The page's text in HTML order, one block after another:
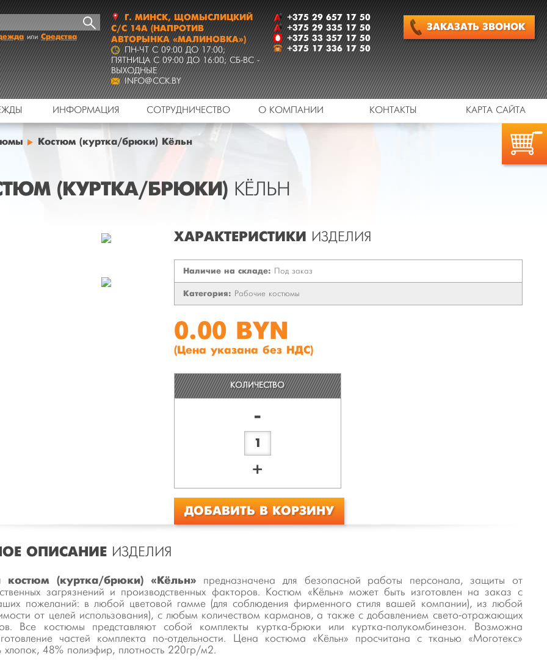
илиСредства
Г.МИНСК, ЩОМЫСЛИЦКИЙ
С/С 14А(НАПРОТИВ
АВТОРЫНКА «МАЛИНОВКА»)
ПН-ЧТ C 09:00 ДО 17:00;
ПЯТНИЦА C 09:00 ДО 16:00; СБ-ВС -
ВЫХОДНЫЕ
INFO@CCK.BY
+375 29 657 17 50
+375 29 335 17 50
+375 33 357 17 50
+375 17 336 17 50
ЗАКАЗАТЬ ЗВОНОК
ИНФОРМАЦИЯ СОТРУДНИЧЕСТВО О КОМПАНИИ КОНТАКТЫ КАРТА САЙТА
Костюм (куртка/брюки) Кёльн
(КУРТКА/БРЮКИ) КЁЛЬН
ХАРАКТЕРИСТИКИ ИЗДЕЛИЯ
Наличие на складе: Под заказ
Категория: Рабочие костюмы
0.00 BYN
(Цена указана без НДС)
КОЛИЧЕСТВО
-
+
ДОБАВИТЬ В КОРЗИНУ
ОПИСАНИЕ ИЗДЕЛИЯ
костюм (куртка/брюки) «Кёльн» предназначена для безопасной работы персонала, защиты от
загрязнений и производственных факторов. Костюм «Кёльн» может быть изготовлен на заказ с
пожеланий: в любой цветовой гамме (для соблюдения фирменного стиля вашей компании), из любой
от целей использования), с любым количеством карманов, а также с добавлением свето-отражающих
Все костюмы представляют собой комплекты куртка-брюки или куртка-полукомбинезон. Возможна
частей комплекта по-отдельности. Цена костюма «Кёльн» просчитана с тканью «Моготекс»
хлопок, 48% полиэфир, плотность 220гр/м2.